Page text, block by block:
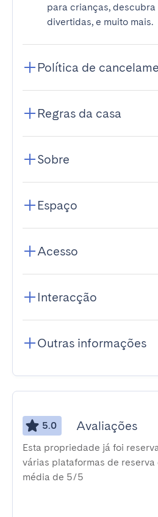
para crianças,
divertidas, e muito mais.
Política de
Regras da casa
Sobre
Espaço
Acesso
Interacção
Outras informações
5.0 Avaliações
Esta propriedade já foi
várias plataformas de reserva
média de 5/5